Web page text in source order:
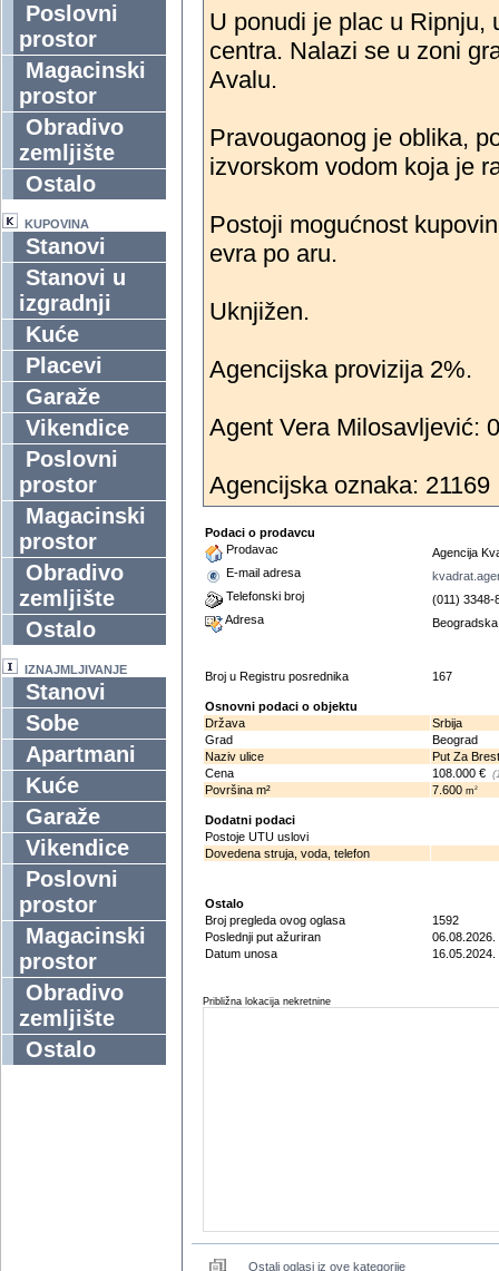
Poslovni
prostor
Magacinski
prostor
Obradivo
zemljište
Ostalo
KUPOVINA
Stanovi
Stanovi u
izgradnji
Kuće
Placevi
Garaže
Vikendice
Poslovni
prostor
Magacinski
prostor
Obradivo
zemljište
Ostalo
IZNAJMLJIVANJE
Stanovi
Sobe
Apartmani
Kuće
Garaže
Vikendice
Poslovni
prostor
Magacinski
prostor
Obradivo
zemljište
Ostalo
U ponudi je plac u Ripnju,
centra. Nalazi se u zoni
Avalu.
Pravougaonog je oblika,
izvorskom vodom koja je
Postoji mogućnost
evra po aru.
Uknjižen.
Agencijska provizija 2%.
Agent Vera Milosavljević:
Agencijska oznaka: 21169
Podaci o prodavcu
Prodavac
Agencija
E-mail adresa
Telefonski broj
(011) 3348-
Adresa
Broj u Registru posrednika 167
Osnovni podaci o objektu
Država
Srbija
Grad
Beograd
Naziv ulice
Put Za Brest
Cena
108.000 €
Površina m² 7.600 m2
Dodatni podaci
Postoje UTU uslovi
Dovedena struja, voda, telefon
Ostalo
Broj pregleda ovog oglasa
1592
Poslednji put ažuriran
06.08.2026.
Datum unosa
16.05.2024.
Približna lokacija nekretnine
Ostali oglasi iz ove kategorije